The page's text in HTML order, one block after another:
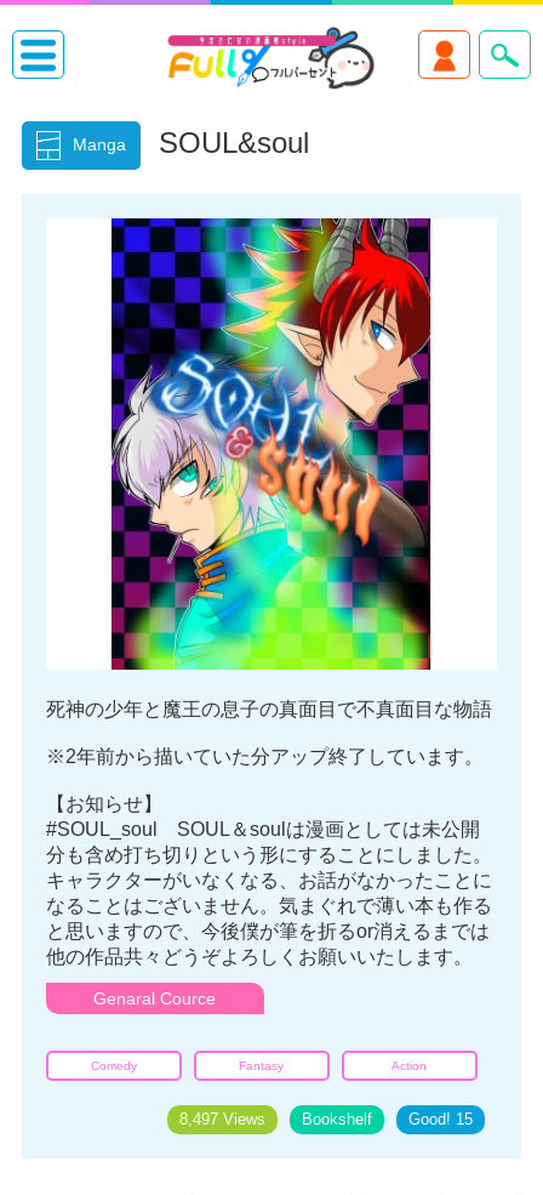
Manga SOUL&soul
死神の少年と魔王の息子の真面目で不真面目な物語
※2年前から描いていた分アップ終了しています。
【お知らせ】
#SOUL_soul SOUL＆soulは漫画としては未公開
分も含め打ち切りという形にすることにしました。
キャラクターがいなくなる、お話がなかったことに
なることはございません。気まぐれで薄い本も作る
と思いますので、今後僕が筆を折るor消えるまでは
他の作品共々どうぞよろしくお願いいたします。
Genaral Cource
Comedy Fantasy Action
Good! 15
Bookshelf
8,497 Views